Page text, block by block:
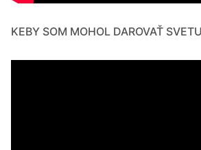
KEBY SOM MOHOL DAROVAŤ